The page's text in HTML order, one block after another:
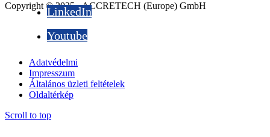
Copyright © 2025 - ACCRETECH (Europe) GmbH
LinkedIn
Youtube
Adatvédelmi
Impresszum
Általános üzleti feltételek
Oldaltérkép
Scroll to top